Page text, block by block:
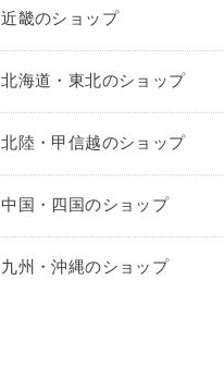
近畿のショップ
北海道・東北のショップ
北陸・甲信越のショップ
中国・四国のショップ
九州・沖縄のショップ